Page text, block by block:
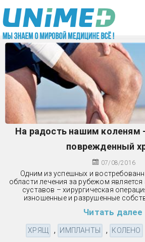
Перейти к основному
На радость нашим коленям
поврежденный
07/08/2016
Одним из успешных и
области лечения за рубежом
суставов – хирургическая
изношенные и разрушенные
Читать далее
ХРЯЩ , ИМПЛАНТЫ , КОЛЕНО